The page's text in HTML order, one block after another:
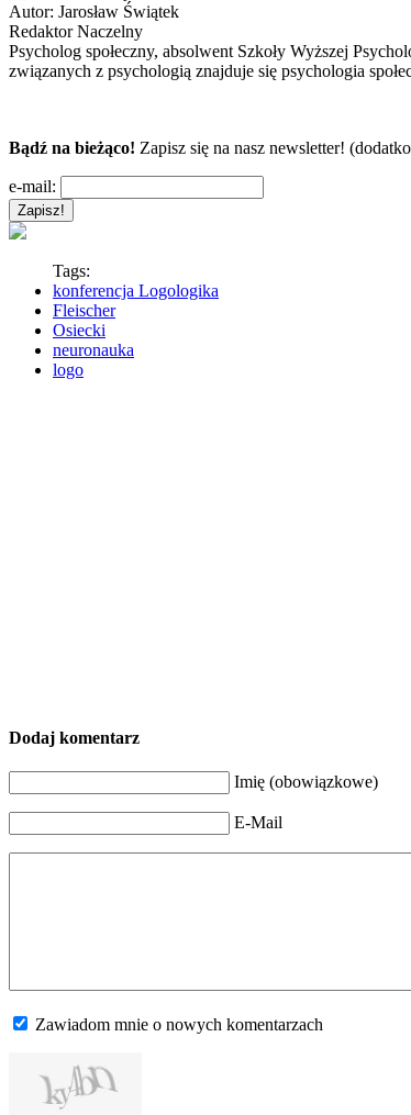
Autor: Jarosław Świątek
Redaktor Naczelny
Psycholog społeczny, absolwent Szkoły Wyższej
związanych z psychologią znajduje się psychologia
Bądź na bieżąco! Zapisz się na nasz newsletter!
e-mail:
Tags:
konferencja Logologika
Fleischer
Osiecki
neuronauka
logo
Dodaj komentarz
Imię (obowiązkowe)
E-Mail
Zawiadom mnie o nowych komentarzach